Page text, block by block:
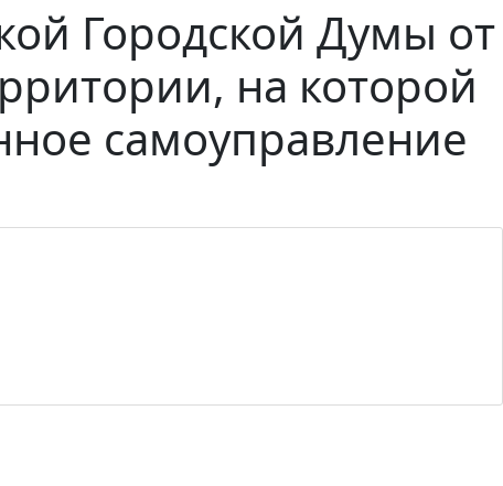
Городской Думы от
на которой
самоуправление